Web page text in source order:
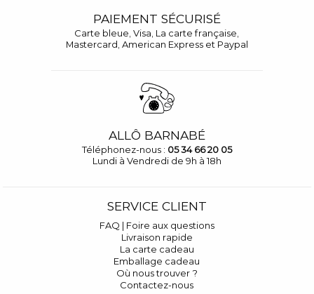
PAIEMENT SÉCURISÉ
Carte bleue, Visa, La carte française,
Mastercard, American Express et Paypal
ALLÔ BARNABÉ
Téléphonez-nous : 05 34 66 20 05
Lundi à Vendredi de 9h à 18h
SERVICE CLIENT
FAQ | Foire aux questions
Livraison rapide
La carte cadeau
Emballage cadeau
Où nous trouver ?
Contactez-nous